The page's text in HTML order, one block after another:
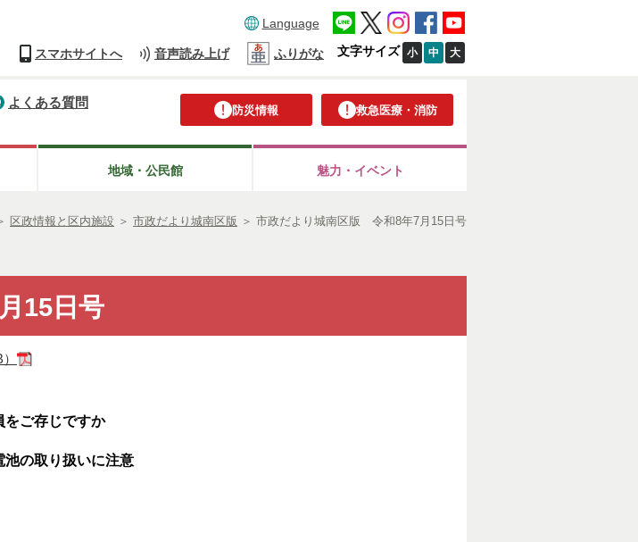
Language
スマホサイトへ 音声読み上げ ふりがな 文字サイズ 小 中 大
防災情報 救急医療・消防
よくある質問
地域・公民館 魅力・イベント
区政情報と区内施設 ＞ 市政だより城南区版 ＞ 市政だより城南区版 令和8年7月15日号
15日号
をご存じですか
池の取り扱いに注意